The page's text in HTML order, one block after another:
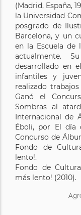
(Madrid, España,
la Universidad
posgrado de
Barcelona, y un
en la Escuela de
actualmente.
desarrollado en
infantiles y
realizado
Ganó el
Sombras al
Internacional de
Éboli, por El día
Concurso de
Fondo de
lento!.
Fondo de
más lento! (2010).